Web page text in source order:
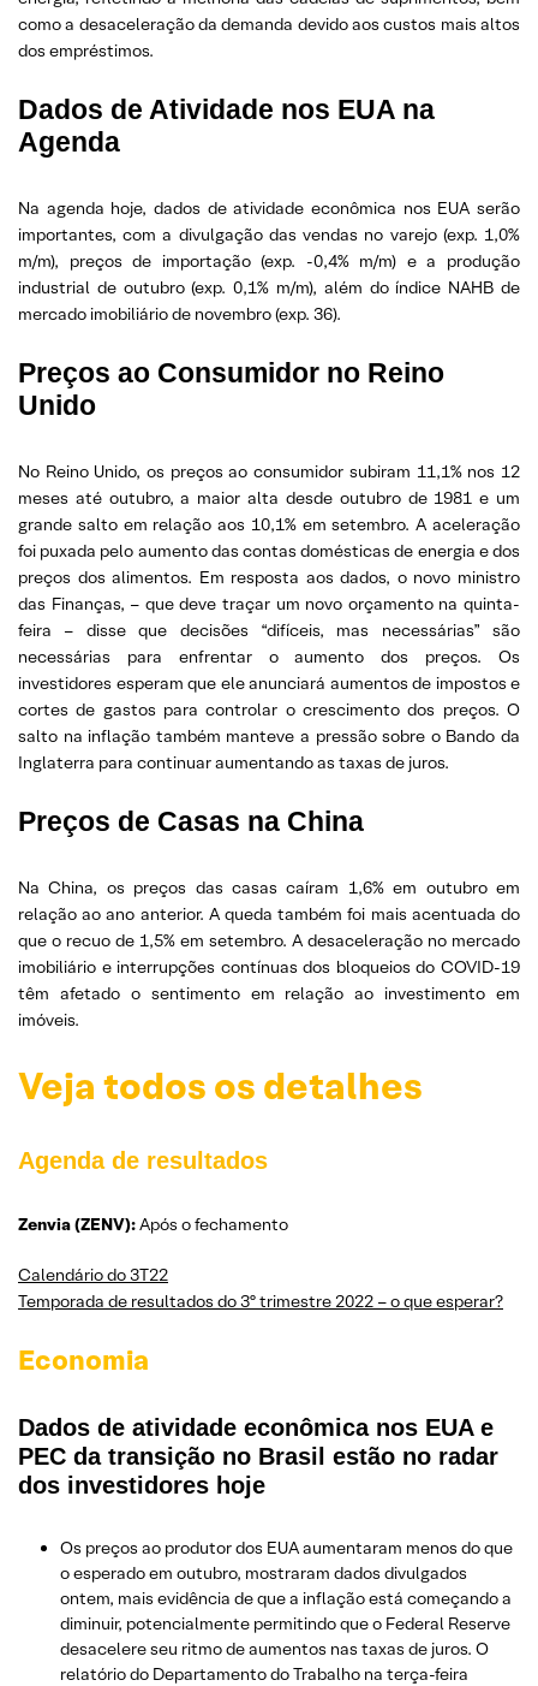
como a desaceleração da demanda devido aos custos mais altos
dos empréstimos.
Dados de Atividade nos EUA na
Agenda
Na agenda hoje, dados de atividade econômica nos EUA serão
importantes, com a divulgação das vendas no varejo (exp. 1,0%
m/m), preços de importação (exp. -0,4% m/m) e a produção
industrial de outubro (exp. 0,1% m/m), além do índice NAHB de
mercado imobiliário de novembro (exp. 36).
Preços ao Consumidor no Reino
Unido
No Reino Unido, os preços ao consumidor subiram 11,1% nos 12
meses até outubro, a maior alta desde outubro de 1981 e um
grande salto em relação aos 10,1% em setembro. A aceleração
foi puxada pelo aumento das contas domésticas de energia e dos
preços dos alimentos. Em resposta aos dados, o novo ministro
das Finanças, – que deve traçar um novo orçamento na quinta-
feira – disse que decisões “difíceis, mas necessárias” são
necessárias para enfrentar o aumento dos preços. Os
investidores esperam que ele anunciará aumentos de impostos e
cortes de gastos para controlar o crescimento dos preços. O
salto na inflação também manteve a pressão sobre o Bando da
Inglaterra para continuar aumentando as taxas de juros.
Preços de Casas na China
Na China, os preços das casas caíram 1,6% em outubro em
relação ao ano anterior. A queda também foi mais acentuada do
que o recuo de 1,5% em setembro. A desaceleração no mercado
imobiliário e interrupções contínuas dos bloqueios do COVID-19
têm afetado o sentimento em relação ao investimento em
imóveis.
Veja todos os detalhes
Agenda de resultados
Zenvia (ZENV):Após o fechamento
Calendário do 3T22
Temporada de resultados do 3º trimestre 2022 – o que esperar?
Economia
Dados de atividade econômica nos EUA e
PEC da transição no Brasil estão no radar
dos investidores hoje
Os preços ao produtor dos EUA aumentaram menos do que
o esperado em outubro, mostraram dados divulgados
ontem, mais evidência de que a inflação está começando a
diminuir, potencialmente permitindo que o Federal Reserve
desacelere seu ritmo de aumentos nas taxas de juros. O
relatório do Departamento do Trabalho na terça-feira